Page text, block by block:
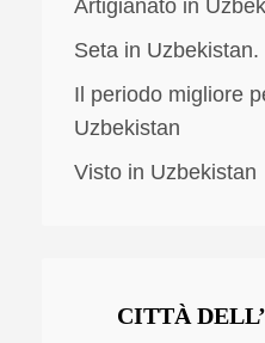
Artigianato in
Seta in Uzbekistan.
Il periodo migliore
Uzbekistan
Visto in Uzbekistan
CITTÀ